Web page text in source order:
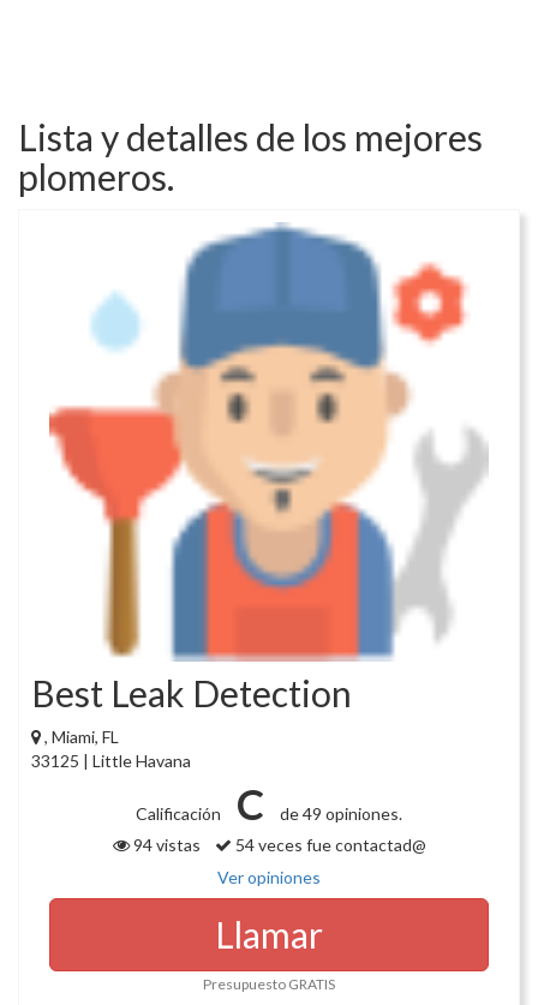
Lista y detalles de los mejores
plomeros.
Best Leak Detection
, Miami, FL
33125 | Little Havana
Calificación C
de 49 opiniones.
94 vistas
54 veces fue contactad@
Ver opiniones
Llamar
Presupuesto GRATIS